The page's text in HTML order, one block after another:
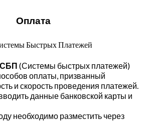
Оплата
Быстрых Платежей
СБП (Системы быстрых платежей)
оплаты, призванный
и скорость проведения платежей.
данные банковской карты и
необходимо разместить через